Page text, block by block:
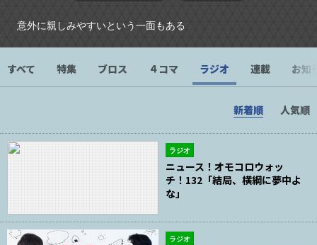
意外に親しみやすいという一面もある
すべて 特集 ブロス ４コマ ラジオ 連載 お知
新着順 人気順
ラジオ
ニュース！オモコロウォッ
チ！132「結局、横綱に夢中よ
な」
ラジオ